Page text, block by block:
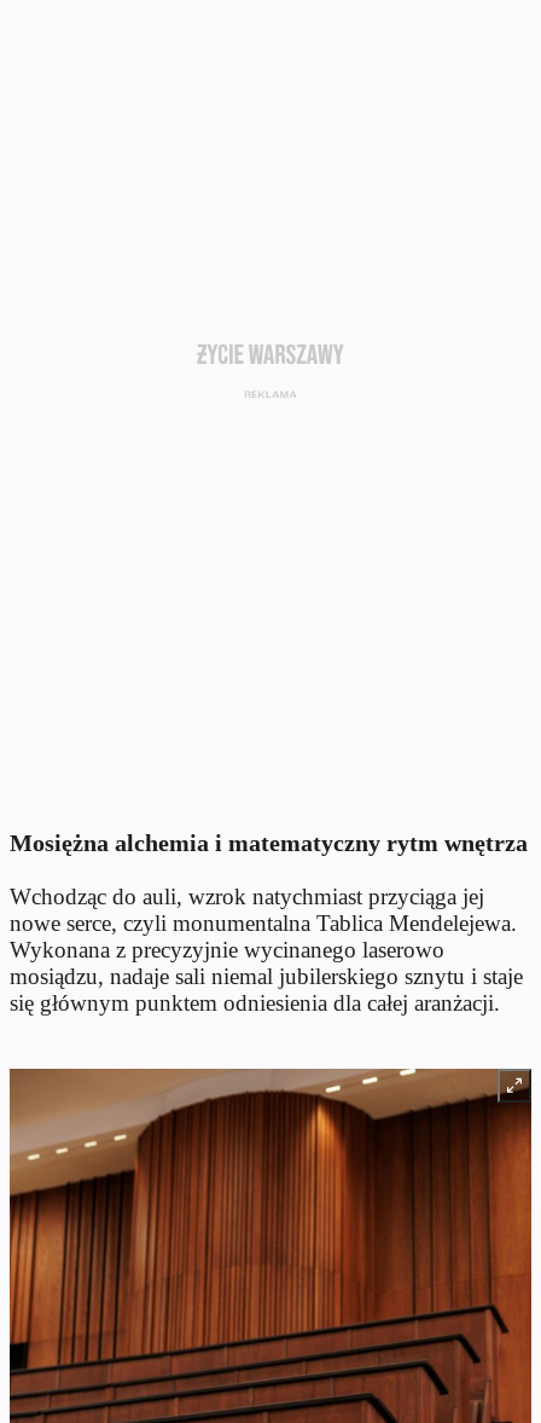
Mosiężna alchemia i matematyczny rytm wnętrza
Wchodząc do auli, wzrok natychmiast przyciąga jej
nowe serce, czyli monumentalna Tablica Mendelejewa.
Wykonana z precyzyjnie wycinanego laserowo
mosiądzu, nadaje sali niemal jubilerskiego sznytu i staje
się głównym punktem odniesienia dla całej aranżacji.